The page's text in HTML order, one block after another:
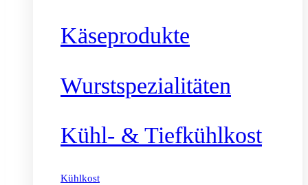
Käseprodukte
Wurstspezialitäten
Kühl- & Tiefkühlkost
Kühlkost